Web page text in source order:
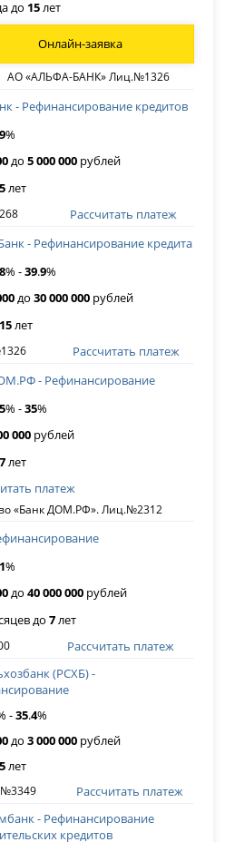
до 15лет
АО «АЛЬФА-БАНК» Лиц.№1326
Онлайн-заявка
- Рефинансирование кредитов
9%
до5 000 000 рублей
5лет
Рассчитать платеж
- Рефинансирование кредита
8% -39.9%
до30 000 000 рублей
15лет
Рассчитать платеж
- Рефинансирование
5% -35%
000 рублей
7лет
«Банк ДОМ.РФ». Лиц.№2312
платеж
1%
до40 000 000 рублей
до7лет
Рассчитать платеж
(РСХБ) -
-35.4%
до3 000 000 рублей
5лет
Рассчитать платеж
- Рефинансирование
кредитов